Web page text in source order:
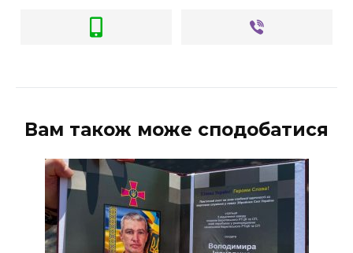
Вам також може сподобатися